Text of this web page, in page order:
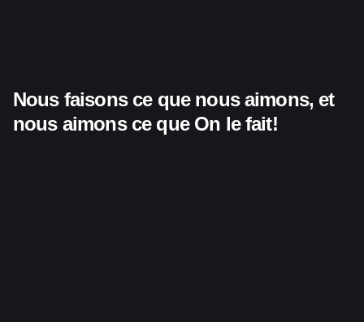
Nous faisons ce que nous aimons, et
nous aimons ce que On le fait!